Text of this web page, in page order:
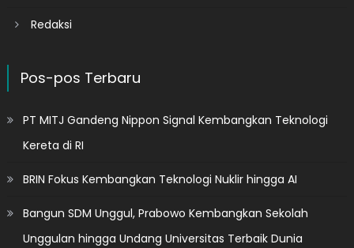
Redaksi
Pos-pos Terbaru
PT MITJ Gandeng Nippon Signal Kembangkan Teknologi
Kereta di RI
BRIN Fokus Kembangkan Teknologi Nuklir hingga AI
Bangun SDM Unggul, Prabowo Kembangkan Sekolah
Unggulan hingga Undang Universitas Terbaik Dunia